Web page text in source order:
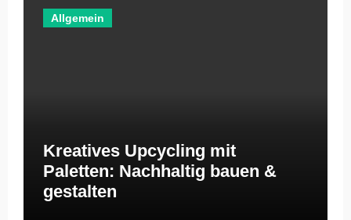
Allgemein
Kreatives Upcycling mit
Paletten: Nachhaltig bauen &
gestalten